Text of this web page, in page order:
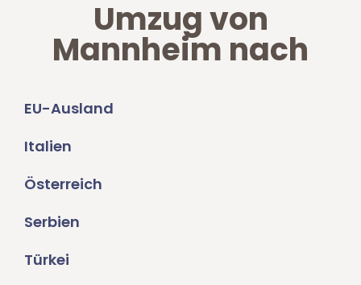
Umzug von
Mannheim nach
EU-Ausland
Italien
Österreich
Serbien
Türkei